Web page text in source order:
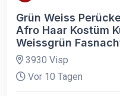
Grün Weiss
Afro Haar Kostüm
Weissgrün
3930 Visp
Vor 10 Tagen